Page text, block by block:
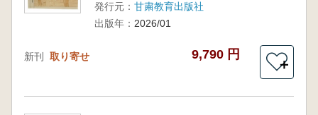
発行元： 甘粛教育出版社
出版年： 2026/01
新刊 取り寄せ 9,790 円
＋